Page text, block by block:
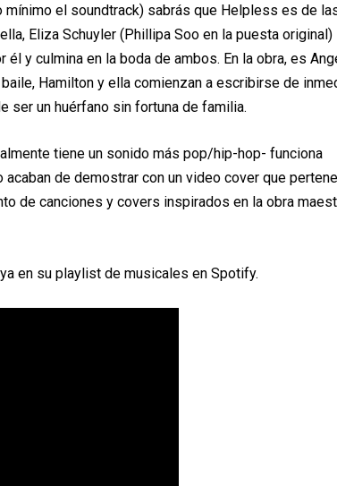
el soundtrack) sabrás que Helpless es de
Eliza Schuyler (Phillipa Soo en la puesta original)
y culmina en la boda de ambos. En la obra, es
Hamilton y ella comienzan a escribirse de
ser un huérfano sin fortuna de familia.
tiene un sonido más pop/hip-hop- funciona
de demostrar con un video cover que
de canciones y covers inspirados en la obra
en su playlist de musicales en Spotify.